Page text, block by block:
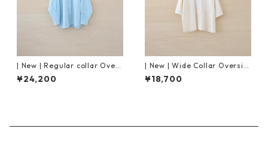
| New | Regular collar Overs
ized Shirt L/S ｜Mist Blue
¥24,200
| New | Wide Collar Oversiz
ed Shirt S/S | Natural
¥18,700